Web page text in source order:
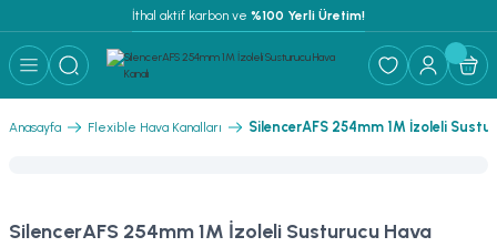
İthal aktif karbon ve %100 Yerli Üretim!
Anasayfa Flexible Hava Kanalları SilencerAFS 254mm 1M İzoleli
SilencerAFS 254mm 1M İzoleli Susturucu Hava